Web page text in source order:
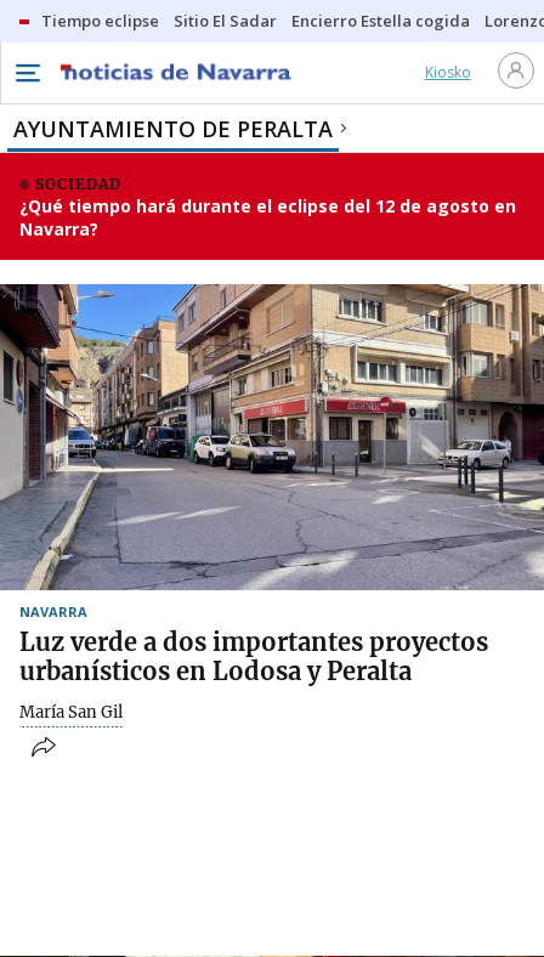
Tiempo eclipse Sitio El Sadar Encierro Estella cogida
Kiosko
AYUNTAMIENTO DE PERALTA
SOCIEDAD
¿Qué tiempo hará durante el eclipse del 12 de agosto en
Navarra?
NAVARRA
Luz verde a dos importantes proyectos
urbanísticos en Lodosa y Peralta
María San Gil